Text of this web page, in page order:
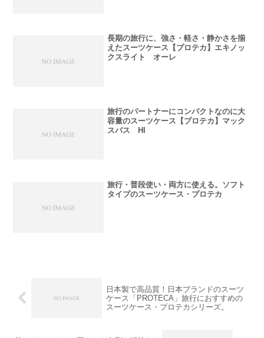
長期の旅行に、強さ・軽さ・静かさを揃
えたスーツケース【プロテカ】エキノッ
クスライト オーレ
旅行のパートナーにコンパクトなのに大
容量のスーツケース【プロテカ】マック
スパス HI
旅行・普段使い・両方に使える。ソフト
タイプのスーツケース・プロテカ
日本製で高品質！日本ブランドのスーツ
ケース「PROTECA」旅行におすすめの
スーツケース・プロテカシリーズ。